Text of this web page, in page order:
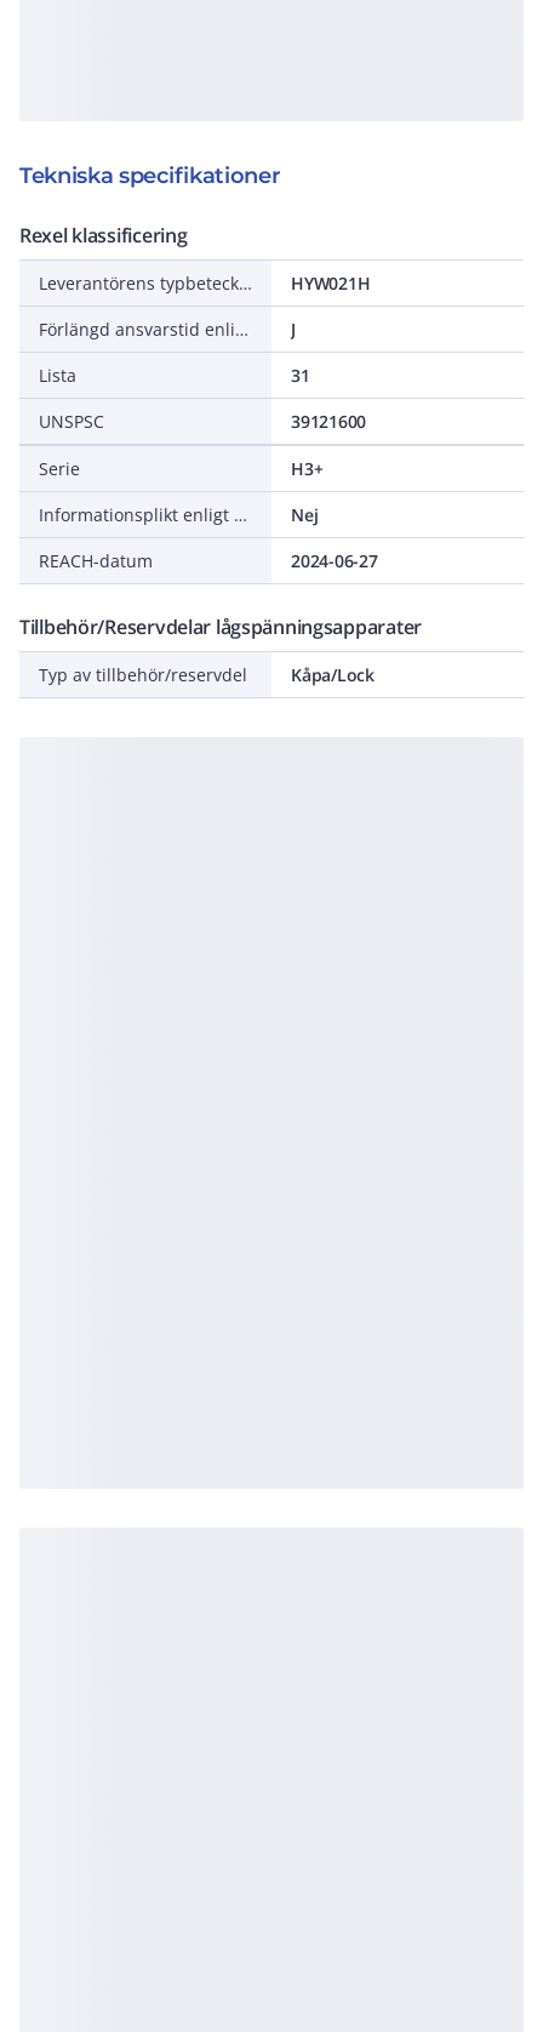
Tekniska specifikationer
Rexel klassificering
Leverantörens typbeteckning
HYW021H
Förlängd ansvarstid enligt ALEM-09
J
Lista
31
UNSPSC
39121600
Serie
H3+
Informationsplikt enligt REACH
Nej
REACH-datum
2024-06-27
Tillbehör/Reservdelar lågspänningsapparater
Typ av tillbehör/reservdel Kåpa/Lock